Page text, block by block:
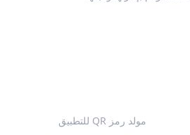
مولد رمز QR للتطبيق